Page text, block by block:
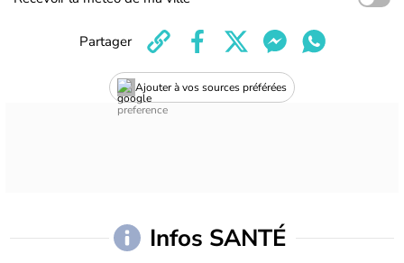
Ajouter à vos sources préférées
Partager
Infos SANTÉ